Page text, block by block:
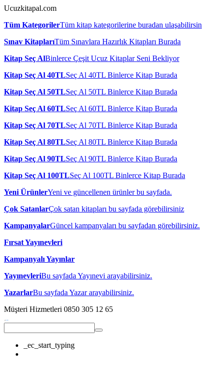
Ucuzkitapal.com
Tüm KategorilerTüm kitap kategorilerine buradan ulaşabilirsin
Sınav KitaplarıTüm Sınavlara Hazırlık Kitapları Burada
Kitap Seç AlBinlerce Çeşit Ucuz Kitaplar Seni Bekliyor
Kitap Seç Al 40TLSeç Al 40TL Binlerce Kitap Burada
Kitap Seç Al 50TLSeç Al 50TL Binlerce Kitap Burada
Kitap Seç Al 60TLSeç Al 60TL Binlerce Kitap Burada
Kitap Seç Al 70TLSeç Al 70TL Binlerce Kitap Burada
Kitap Seç Al 80TLSeç Al 80TL Binlerce Kitap Burada
Kitap Seç Al 90TLSeç Al 90TL Binlerce Kitap Burada
Kitap Seç Al 100TLSeç Al 100TL Binlerce Kitap Burada
Yeni ÜrünlerYeni ve güncellenen ürünler bu sayfada.
Çok SatanlarÇok satan kitapları bu sayfada görebilirsiniz
KampanyalarGüncel kampanyaları bu sayfadan görebilirsiniz.
Fırsat Yayınevleri
Kampanyalı Yayınlar
YayınevleriBu sayfada Yayınevi arayabilirsiniz.
YazarlarBu sayfada Yazar arayabilirsiniz.
Müşteri Hizmetleri 0850 305 12 65
_ec_start_typing